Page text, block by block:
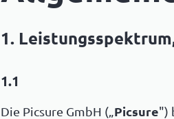
1.
1.1
Die Picsure GmbH („Picsure")